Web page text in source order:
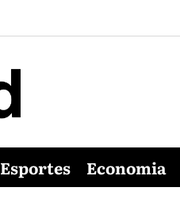
Esportes Economia